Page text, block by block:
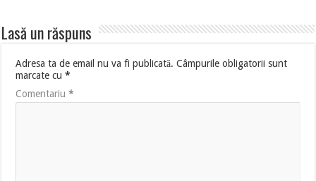
Lasă un răspuns
Adresa ta de email nu va fi publicată. Câmpurile obligatorii sunt
marcate cu*
Comentariu*